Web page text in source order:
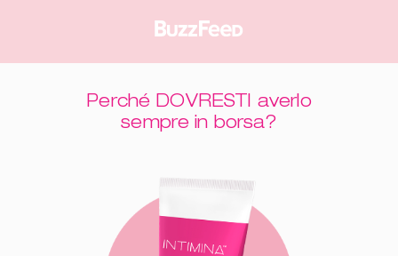
Perché DOVRESTI averlo
sempre in borsa?